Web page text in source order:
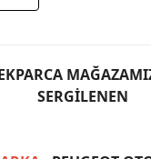
SERGİLENEN